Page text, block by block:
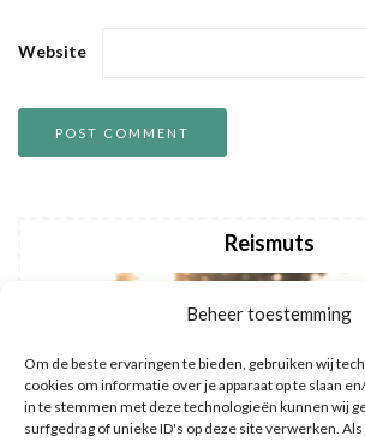
Beheer toestemming
Om de beste ervaringen te bieden, gebruiken wij
cookies om informatie over je apparaat op te slaan
in te stemmen met deze technologieën kunnen wij
surfgedrag of unieke ID's op deze site verwerken.
Website
Reismuts